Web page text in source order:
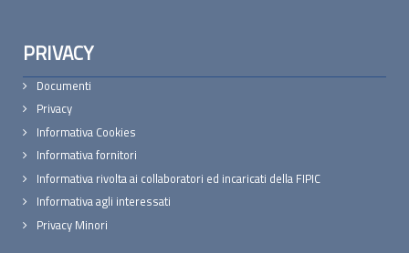
PRIVACY
Documenti
Privacy
Informativa Cookies
Informativa fornitori
Informativa rivolta ai collaboratori ed incaricati della FIPIC
Informativa agli interessati
Privacy Minori